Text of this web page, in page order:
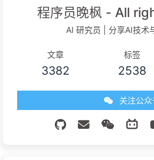
程序员晚枫 - All
AI 研究员 | 分享AI技术
文章
3382
标签
2538
关注公众